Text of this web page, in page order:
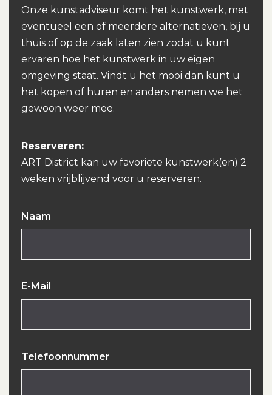
Onze kunstadviseur komt het kunstwerk, met
eventueel een of meerdere alternatieven, bij u
thuis of op de zaak laten zien zodat u kunt
ervaren hoe het kunstwerk in uw eigen
omgeving staat. Vindt u het mooi dan kunt u
het kopen of huren en anders nemen we het
gewoon weer mee.
Reserveren:
ART District kan uw favoriete kunstwerk(en) 2
weken vrijblijvend voor u reserveren.
Naam
E-Mail
Telefoonnummer